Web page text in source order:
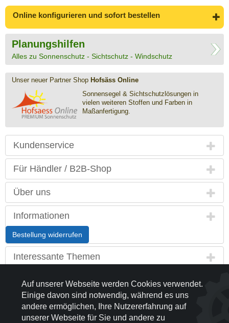
Online konfigurieren und sofort bestellen
Planungshilfen
Alles zu Sonnenschutz - Sichtschutz - Windschutz
Unser neuer Partner Shop Hofsäss Online
Sonnensegel & Sichtschutz­lösungen in
vielen weiteren Stoffen und Farben in
Maßanfertigung.
Kundenservice
Für Händler / B2B-Shop
Über uns
Informationen
Bestellung widerrufen
Interessante Themen
Land / Sprache
Kontakt
Auf unserer Webseite werden Cookies verwendet.
Einige davon sind notwendig, während es uns
andere ermöglichen, Ihre Nutzererfahrung auf
unserer Webseite für Sie und andere zu